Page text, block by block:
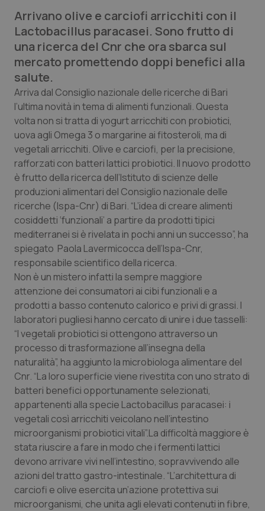
Lettere al direttore
Edizioni Regionali
QS Pro
Professionisti Sanitari.AI
Abruzzo
Basilicata
Calabria
Campania
Emilia-Romagna
Friuli Venezia Giulia
Lazio
Liguria
Lombardia
Marche
Molise
Piemonte
Provincia Autonoma di Bolzano
QS Pro Gold
Artrite & artrosi
Asma & BPCO
Car-T
Colesterolo & coronaropatie
Dermatite Atopica
Diabete & glucometri
Disturbi dell’umore
Dolore
Donna & Salute
Epatiti
HIV
Infezioni & Febbre
QS Club Newsletter
Arrivano olive e carciofi arricchiti con il
Lactobacillus paracasei. Sono frutto di
una ricerca del Cnr che ora sbarca sul
mercato promettendo doppi benefici alla
salute.
Arriva dal Consiglio nazionale delle ricerche di Bari
l’ultima novità in tema di alimenti funzionali. Questa
volta non si tratta di yogurt arricchiti con probiotici,
uova agli Omega 3 o margarine ai fitosteroli, ma di
vegetali arricchiti. Olive e carciofi, per la precisione,
rafforzati con batteri lattici probiotici. Il nuovo prodotto
è frutto della ricerca dell’Istituto di scienze delle
produzioni alimentari del Consiglio nazionale delle
ricerche (Ispa-Cnr) di Bari. “L’idea di creare alimenti
cosiddetti ‘funzionali’ a partire da prodotti tipici
mediterranei si è rivelata in pochi anni un successo”, ha
spiegato Paola Lavermicocca dell’Ispa-Cnr,
responsabile scientifico della ricerca.
Non è un mistero infatti la sempre maggiore
attenzione dei consumatori ai cibi funzionali e a
prodotti a basso contenuto calorico e privi di grassi. I
laboratori pugliesi hanno cercato di unire i due tasselli:
“I vegetali probiotici si ottengono attraverso un
processo di trasformazione all’insegna della
naturalità”, ha aggiunto la microbiologa alimentare del
Cnr. “La loro superficie viene rivestita con uno strato di
batteri benefici opportunamente selezionati,
appartenenti alla specie Lactobacillus paracasei: i
vegetali così arricchiti veicolano nell’intestino
microorganismi probiotici vitali”.La difficoltà maggiore è
stata riuscire a fare in modo che i fermenti lattici
devono arrivare vivi nell’intestino, sopravvivendo alle
azioni del tratto gastro-intestinale. “L’architettura di
carciofi e olive esercita un’azione protettiva sui
microorganismi, che unita agli elevati contenuti in fibre,